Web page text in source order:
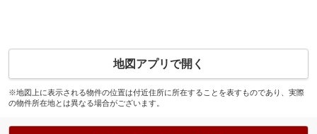
地図アプリで開く
※地図上に表示される物件の位置は付近住所に所在することを表すものであり、実際
の物件所在地とは異なる場合がございます。